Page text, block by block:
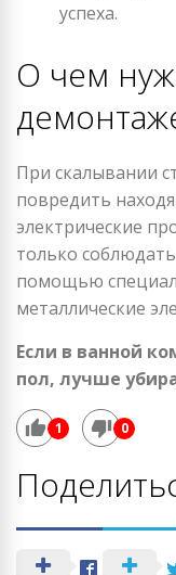
успеха.
О чем
При скалывании
повредить
электрические
только
помощью
металлические
Если в ванной
пол, лучше
1 0